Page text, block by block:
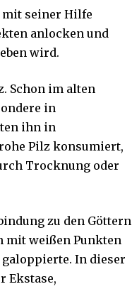
mit seiner Hilfe
anlocken und
wird.
Schon im alten
in
ihn in
Pilz konsumiert,
Trocknung oder
zu den Göttern
mit weißen Punkten
In dieser
Ekstase,